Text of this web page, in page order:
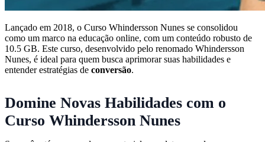
Lançado em 2018, o Curso Whindersson Nunes se consolidou
como um marco na educação online, com um conteúdo robusto de
10.5 GB. Este curso, desenvolvido pelo renomado Whindersson
Nunes, é ideal para quem busca aprimorar suas habilidades e
entender estratégias de conversão.
Domine Novas Habilidades com o
Curso Whindersson Nunes